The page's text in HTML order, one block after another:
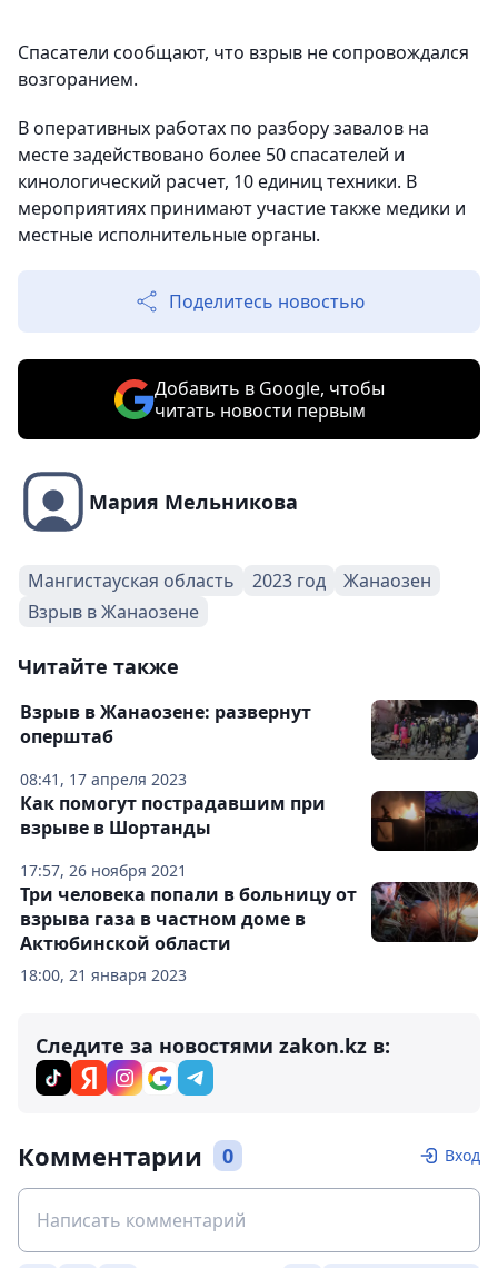
Спасатели сообщают, что взрыв не сопровождался
возгоранием.
В оперативных работах по разбору завалов на
месте задействовано более 50 спасателей и
кинологический расчет, 10 единиц техники. В
мероприятиях принимают участие также медики и
местные исполнительные органы.
Поделитесь новостью
Добавить в Google, чтобы
читать новости первым
Мария Мельникова
Мангистауская область 2023 год
Жанаозен
Взрыв в Жанаозене
Читайте также
08:41, 17 апреля 2023
Взрыв в Жанаозене: развернут
оперштаб
17:57, 26 ноября 2021
Как помогут пострадавшим при
взрыве в Шортанды
18:00, 21 января 2023
Три человека попали в больницу от
взрыва газа в частном доме в
Актюбинской области
Следите за новостями zakon.kz в:
Комментарии 0 Вход